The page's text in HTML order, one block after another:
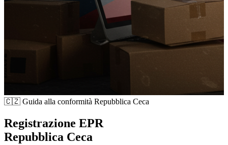
🇨🇿 Guida alla conformità Repubblica Ceca
Registrazione EPR
Repubblica Ceca